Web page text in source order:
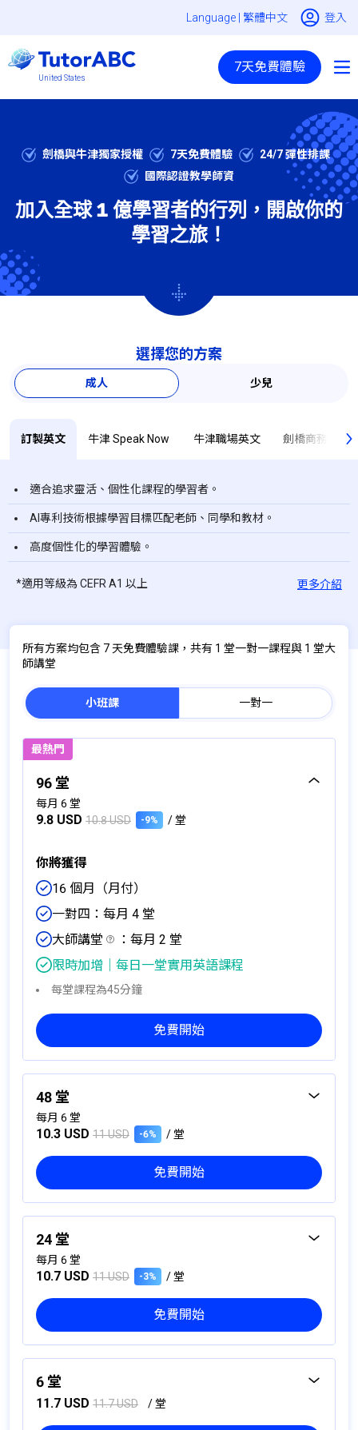
Language | 繁體中文 登入
United States
7天免費體驗
劍橋與牛津獨家授權 7天免費體驗
24/7 彈性排課
國際認證教學師資
加入全球 1 億學習者的行列，開啟你的
學習之旅！
選擇您的方案
成人 少兒
訂製英文 牛津 Speak Now 牛津職場英文 劍橋商務英文
適合追求靈活、個性化課程的學習者。
AI專利技術根據學習目標匹配老師、同學和教材。
高度個性化的學習體驗。
*適用等級為 CEFR A1 以上 更多介紹
所有方案均包含 7 天免費體驗課，共有 1 堂一對一課程與 1 堂大
師講堂
小班課 一對一
最熱門
96 堂
每月 6 堂
-9%
9.8 USD 10.8 USD / 堂
你將獲得
16 個月（月付）
一對四 ：每月 4 堂
大師講堂
：每月 2 堂
限時加增｜每日一堂實用英語課程
每堂課程為45分鐘
免費開始
48 堂
每月 6 堂
-6%
10.3 USD 11 USD / 堂
你將獲得
8 個月（月付）
一對四
大師講堂
限時加增｜每日一堂實用英語課程
免費開始
24 堂
每月 6 堂
-3%
10.7 USD 11 USD / 堂
你將獲得
4 個月（月付）
一對四
大師講堂
：每月 2 堂
限時加增｜每日一堂實用英語課程
免費開始
6 堂
11.7 USD 11.7 USD / 堂